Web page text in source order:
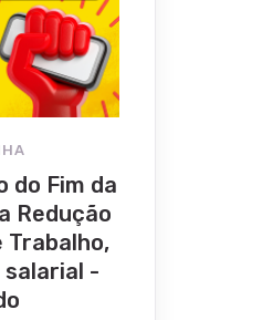
do Fim da
Redução
Trabalho,
salarial -